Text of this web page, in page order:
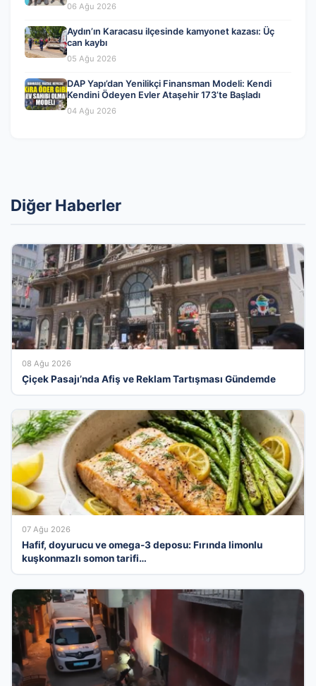
06 Ağu 2026
Aydın’ın Karacasu ilçesinde kamyonet kazası: Üç
can kaybı
05 Ağu 2026
DAP Yapı’dan Yenilikçi Finansman Modeli: Kendi
Kendini Ödeyen Evler Ataşehir 173’te Başladı
04 Ağu 2026
Diğer Haberler
08 Ağu 2026
Çiçek Pasajı’nda Afiş ve Reklam Tartışması Gündemde
07 Ağu 2026
Hafif, doyurucu ve omega-3 deposu: Fırında limonlu
kuşkonmazlı somon tarifi…